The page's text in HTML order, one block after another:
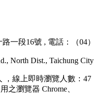
一段16號 , 電話：（04）
North Dist., Taichung City
，線上即時瀏覽人數：47
之瀏覽器 Chrome、